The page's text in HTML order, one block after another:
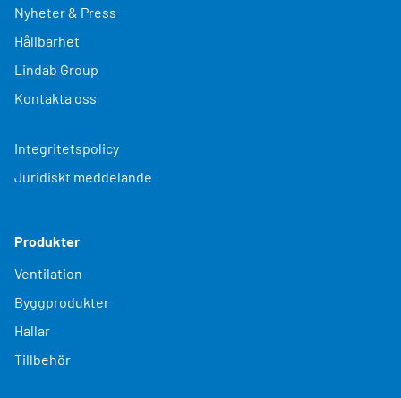
Nyheter & Press
Hållbarhet
Lindab Group
Kontakta oss
Integritetspolicy
Juridiskt meddelande
Produkter
Ventilation
Byggprodukter
Hallar
Tillbehör